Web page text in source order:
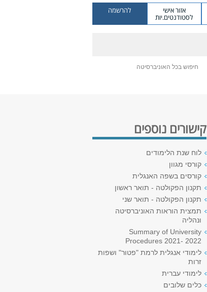
אזור אישי
לסטודנטים.יות
להרשמה
חיפוש בכל האוניברסיטה
קישורים נוספים
לוח שנת הלימודים
קורסי מגוון
קורסים בשפה האנגלית
תקנון הפקולטה - תואר ראשון
תקנון הפקולטה - תואר שני
תמצית הוראות האוניברסיטה
ונהליה
Summary of University
Procedures 2021- 2022
לימודי אנגלית לרמת "פטור" ושפות
זרות
לימודי עברית
כלים שלובים